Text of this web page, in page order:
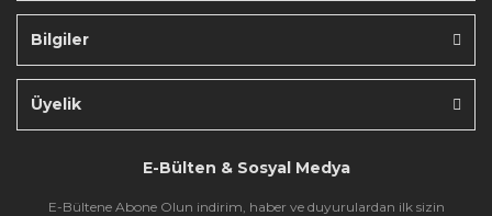
Bilgiler
Üyelik
E-Bülten & Sosyal Medya
E-Bültene Abone Olun indirim, haber ve duyurulardan ilk sizin